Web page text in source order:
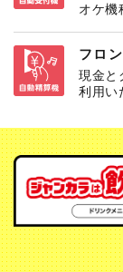
オケ機
フロ
現金と
利用い